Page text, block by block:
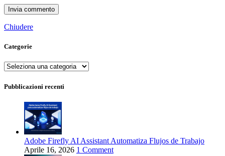
Chiudere
Categorie
Categorie
Pubblicazioni recenti
Adobe Firefly AI Assistant Automatiza Flujos de Trabajo
Aprile 16, 2026 1 Comment